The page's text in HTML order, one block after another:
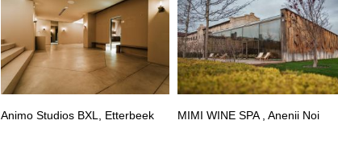
Animo Studios BXL, Etterbeek MIMI WINE SPA , Anenii Noi